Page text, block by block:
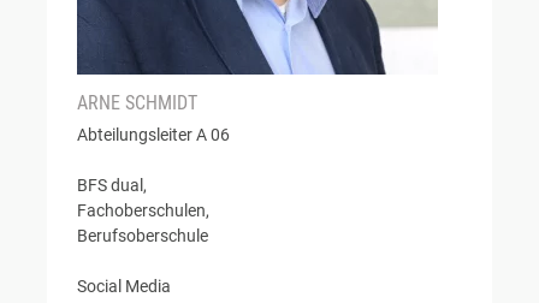
ARNE SCHMIDT
Abteilungsleiter A 06
BFS dual,
Fachoberschulen,
Berufsoberschule
Social Media